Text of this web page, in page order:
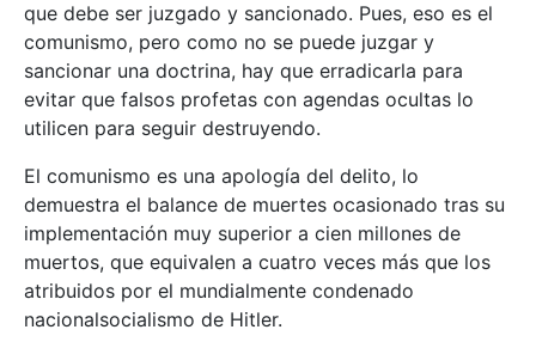
que debe ser juzgado y sancionado. Pues, eso es el
comunismo, pero como no se puede juzgar y
sancionar una doctrina, hay que erradicarla para
evitar que falsos profetas con agendas ocultas lo
utilicen para seguir destruyendo.
El comunismo es una apología del delito, lo
demuestra el balance de muertes ocasionado tras su
implementación muy superior a cien millones de
muertos, que equivalen a cuatro veces más que los
atribuidos por el mundialmente condenado
nacionalsocialismo de Hitler.